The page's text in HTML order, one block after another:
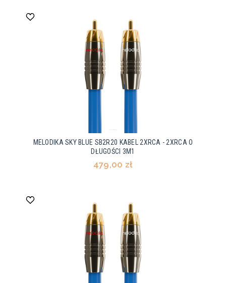
MELODIKA SKY BLUE SB2R20 KABEL 2XRCA - 2XRCA O
DŁUGOŚCI 3M1
479,00 zł